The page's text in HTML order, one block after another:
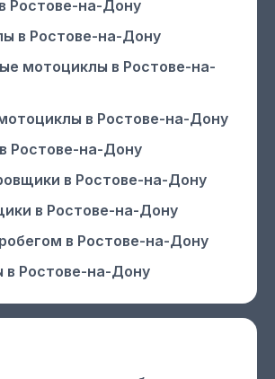
в Ростове-на-Дону
в Ростове-на-Дону
мотоциклы в Ростове-на-
в Ростове-на-Дону
в Ростове-на-Дону
в Ростове-на-Дону
в Ростове-на-Дону
в Ростове-на-Дону
в Ростове-на-Дону